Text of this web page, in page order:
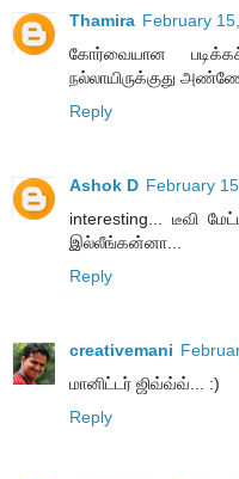
Thamira February
கோர்வையான
நல்லாயிருக்குது
Reply
Ashok D February
interesting... டீவி
இல்லீங்கன்னா...
Reply
creativemani
மானிட்டர் ஜிவ்வ்வ்... :)
Reply